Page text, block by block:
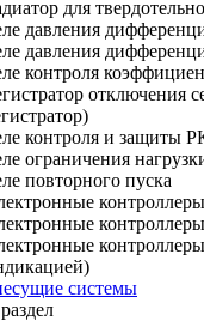
для
давления
давления
контроля
отключения
контроля и защиты
ограничения
повторного пуска
системы